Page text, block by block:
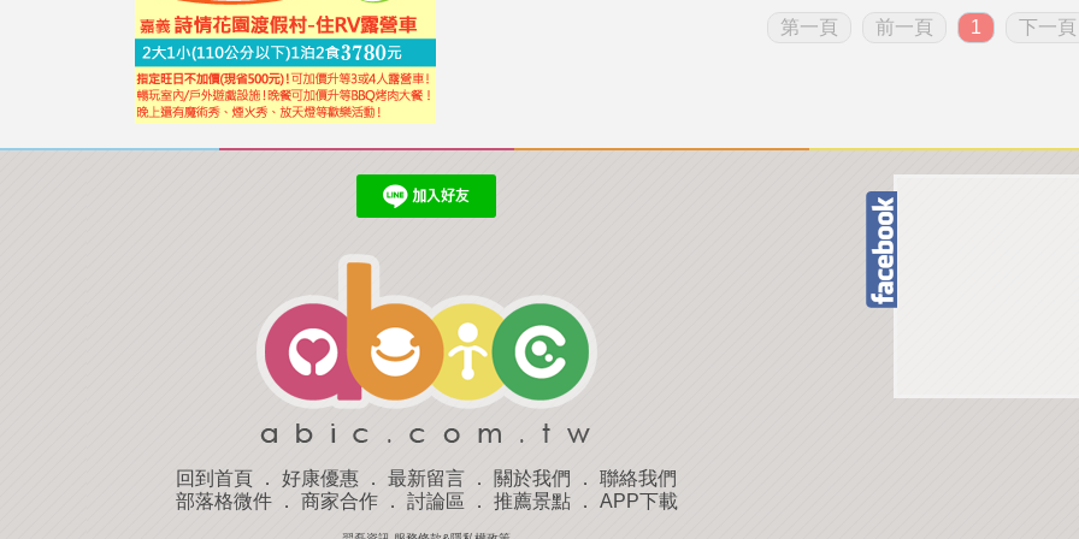
第一頁 前一頁 1 下一頁
回到首頁 ． 好康優惠 ． 最新留言 ． 關於我們 ． 聯絡我們
部落格微件． 商家合作． 討論區 ． 推薦景點． APP下載